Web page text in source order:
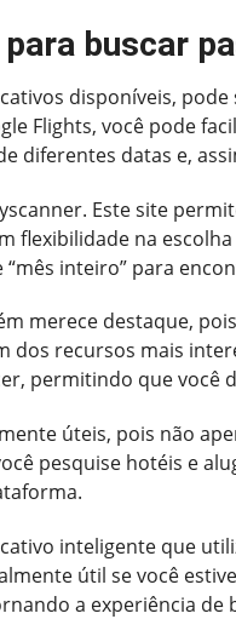
buscar
disponíveis,
Flights, você pode
diferentes datas e,
Este site
flexibilidade na
inteiro” para
merece destaque,
dos recursos mais
permitindo que
úteis, pois não
pesquise hotéis e
inteligente que
útil se você
a experiência de